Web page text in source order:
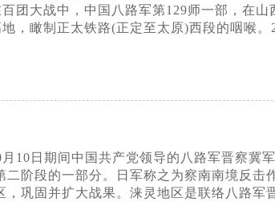
团大战中，中国八路军第129师一部，在
，瞰制正太铁路(正定至太原)西段的咽喉
10日期间中国共产党领导的八路军晋察
阶段的一部分。日军称之为察南南境反
巩固并扩大战果。涞灵地区是联络八路